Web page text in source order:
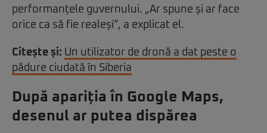
performanțele guvernului. „Ar spune și ar face
orice ca să fie realeși”, a explicat el.
Citește și: Un utilizator de dronă a dat peste o
pădure ciudată în Siberia
După apariția în Google Maps,
desenul ar putea dispărea